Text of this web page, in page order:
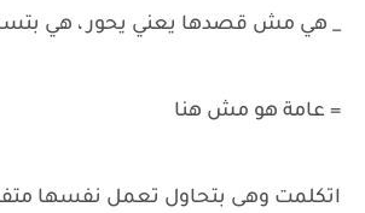
_ هي مش قصدها يعني يحور ، هي
= عامة هو مش هنا
اتكلمت وهى بتحاول تعمل نفسها